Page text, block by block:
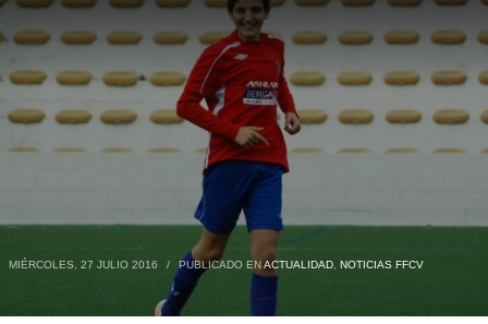
MIÉRCOLES, 27 JULIO 2016 / PUBLICADO ENACTUALIDAD, NOTICIAS FFCV